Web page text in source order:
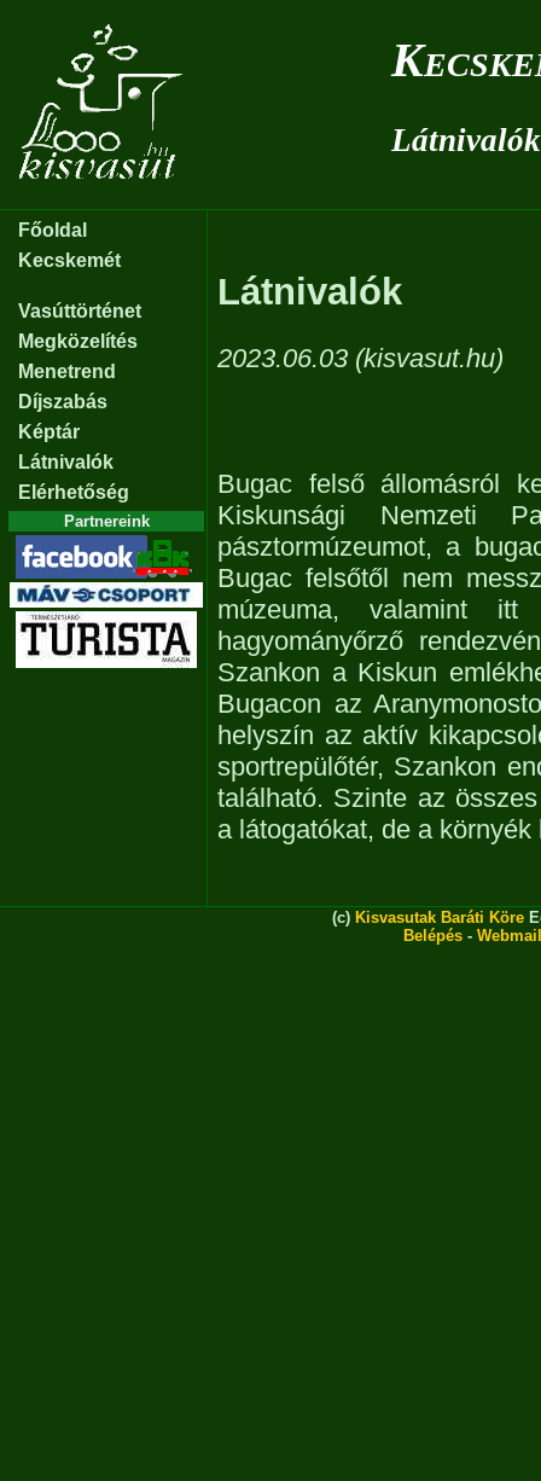
Látnivalók
Főoldal
Kecskemét
Vasúttörténet
Megközelítés
Menetrend
Díjszabás
Képtár
Látnivalók
Elérhetőség
Partnereink
Látnivalók
2023.06.03 (kisvasut.hu)
Bugac felső állomásról
Kiskunsági Nemzeti
pásztormúzeumot, a
Bugac felsőtől nem
múzeuma, valamint
hagyományőrző
Szankon a Kiskun
Bugacon az
helyszín az aktív
sportrepülőtér, Szankon
található. Szinte az
a látogatókat, de a
(c) Kisvasutak Baráti Köre
Belépés - Webmail